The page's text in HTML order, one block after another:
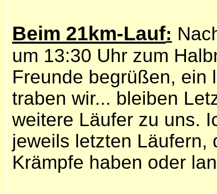
Beim 21km-Lauf:
um 13:30 Uhr zum
Freunde begrüßen, ein
traben wir... bleiben
weitere Läufer zu uns.
jeweils letzten Läufern,
Krämpfe haben oder